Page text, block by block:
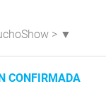
> ▼
CONFIRMADA